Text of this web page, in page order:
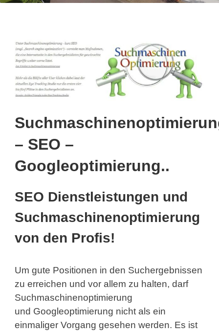
– SEO –
Googleoptimierung..
SEO Dienstleistungen und
Suchmaschinenoptimierung
von den Profis!
Um gute Positionen in den Suchergebnissen
zu erreichen und vor allem zu halten, darf
Suchmaschinenoptimierung
und Googleoptimierung nicht als ein
einmaliger Vorgang gesehen werden. Es ist